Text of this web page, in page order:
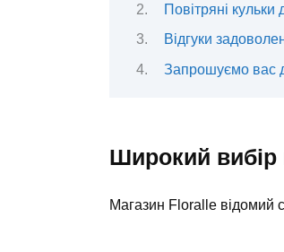
Повітряні кульки
Відгуки
Запрошуємо вас
Широкий вибір
Магазин Floralle відомий